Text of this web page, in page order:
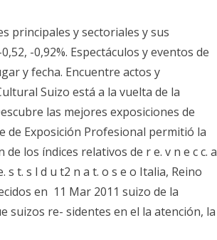
principales y sectoriales y sus
-0,92%. Espectáculos y eventos de
y fecha. Encuentre actos y
Suizo está a la vuelta de la
las mejores exposiciones de
Exposición Profesional permitió la
los índices relativos de r e. v n e c c. a
s t. s l d u t2 n a t. o s e o Italia, Reino
en 11 Mar 2011 suizo de la
suizos re- sidentes en el la atención, la